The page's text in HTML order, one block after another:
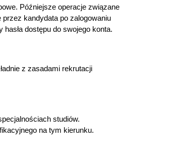
Późniejsze operacje związane
kandydata po zalogowaniu
dostępu do swojego konta.
z zasadami rekrutacji
studiów.
na tym kierunku.